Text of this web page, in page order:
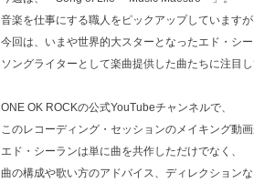
音楽を仕事にする職人をピックアップしていますが
今回は、いまや世界的大スターとなったエド・シ
ソングライターとして楽曲提供した曲たちに注目し
ONE OK ROCKの公式YouTubeチャンネルで、
このレコーディング・セッションのメイキング動画
エド・シーランは単に曲を共作しただけでなく、
曲の構成や歌い方のアドバイス、ディレクションな